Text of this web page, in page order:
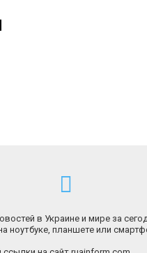
в Украине и мире за
ноутбуке, планшете или